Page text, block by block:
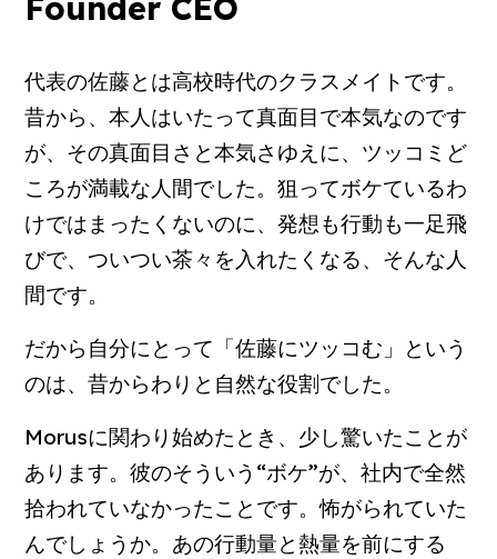
Founder CEO
代表の佐藤とは高校時代のクラスメイトです。
昔から、本人はいたって真面目で本気なのです
が、その真面目さと本気さゆえに、ツッコミど
ころが満載な人間でした。狙ってボケているわ
けではまったくないのに、発想も行動も一足飛
びで、ついつい茶々を入れたくなる、そんな人
間です。
だから自分にとって「佐藤にツッコむ」という
のは、昔からわりと自然な役割でした。
Morusに関わり始めたとき、少し驚いたことが
あります。彼のそういう“ボケ”が、社内で全然
拾われていなかったことです。怖がられていた
んでしょうか。あの行動量と熱量を前にする